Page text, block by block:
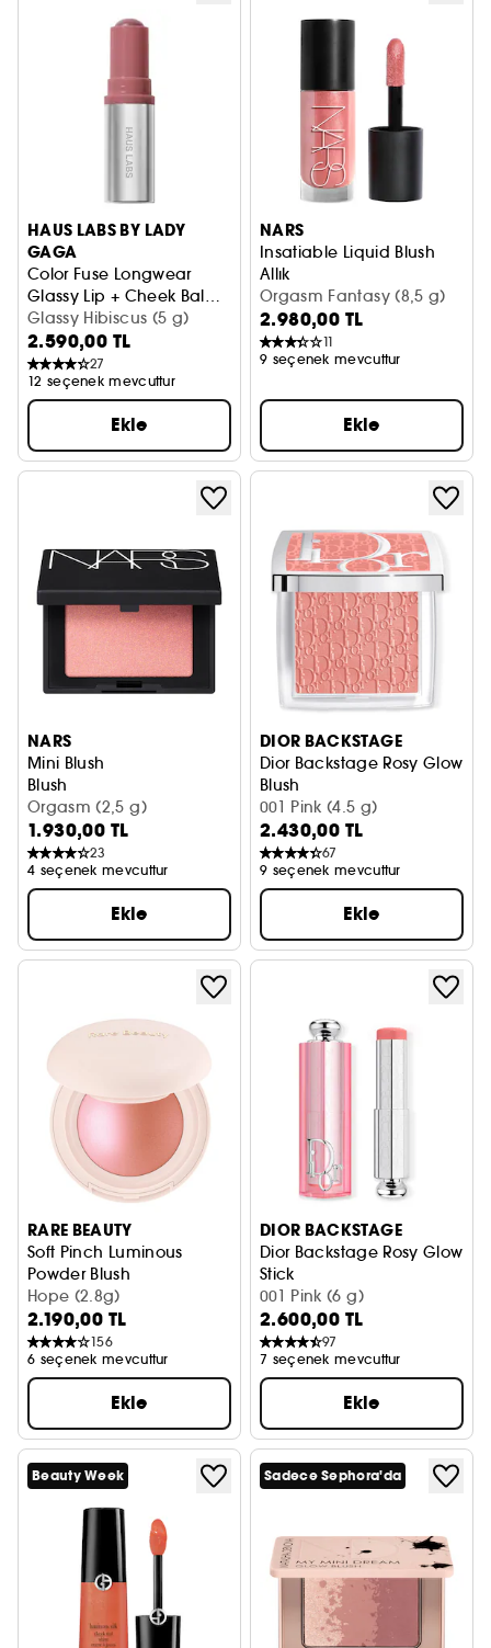
HAUS LABS BY LADY
GAGA
Color Fuse Longwear
Glassy Lip + Cheek Balm
Blush Stick
Krem Allık
Glassy Hibiscus (5 g)
2.590,00 TL
27
12 seçenek mevcuttur
Ekle
NARS
Insatiable Liquid Blush
Allık
Orgasm Fantasy (8,5 g)
2.980,00 TL
11
9 seçenek mevcuttur
Ekle
NARS
Mini Blush
Blush
Orgasm (2,5 g)
1.930,00 TL
23
4 seçenek mevcuttur
Ekle
DIOR BACKSTAGE
Dior Backstage Rosy Glow
Blush
Allık
001 Pink (4.5 g)
2.430,00 TL
67
9 seçenek mevcuttur
Ekle
RARE BEAUTY
Soft Pinch Luminous
Powder Blush
Pudra Allık
Hope (2.8g)
2.190,00 TL
156
6 seçenek mevcuttur
Ekle
DIOR BACKSTAGE
Dior Backstage Rosy Glow
Stick
Stick Allık
001 Pink (6 g)
2.600,00 TL
97
7 seçenek mevcuttur
Ekle
Beauty Week Sadece Sephora'da